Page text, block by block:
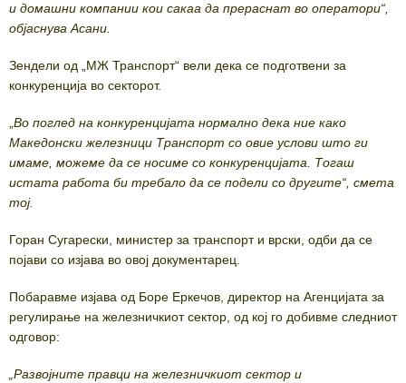
и домашни компании кои сакаа да прераснат во оператори“,
објаснува Асани.
Зендели од „МЖ Транспорт“ вели дека се подготвени за
конкуренција во секторот.
„Во поглед на конкуренцијата нормално дека ние како
Македонски железници Транспорт со овие услови што ги
имаме, можеме да се носиме со конкуренцијата. Тогаш
истата работа би требало да се подели со другите“, смета
тој.
Горан Сугарески, министер за транспорт и врски, одби да се
појави со изјава во овој документарец.
Побаравме изјава од Боре Еркечов, директор на Агенцијата за
регулирање на железничкиот сектор, од кој го добивме следниот
одговор:
„Развојните правци на железничкиот сектор и